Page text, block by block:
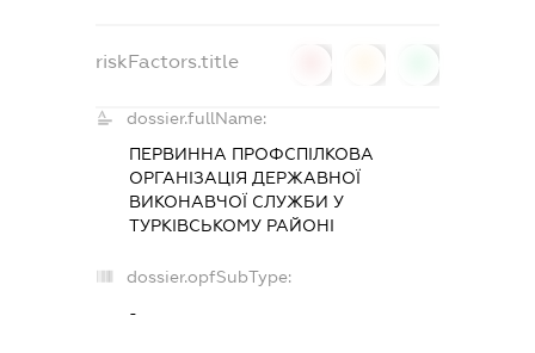
riskFactors.title
dossier.fullName:
ПЕРВИННА ПРОФСПІЛКОВА
ОРГАНІЗАЦІЯ ДЕРЖАВНОЇ
ВИКОНАВЧОЇ СЛУЖБИ У
ТУРКІВСЬКОМУ РАЙОНІ
dossier.opfSubType:
-